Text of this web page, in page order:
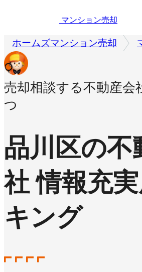
マンション売却
ホームズマンション売却
売却相談する不動産会
つ
品川区の不
社 情報充
キング